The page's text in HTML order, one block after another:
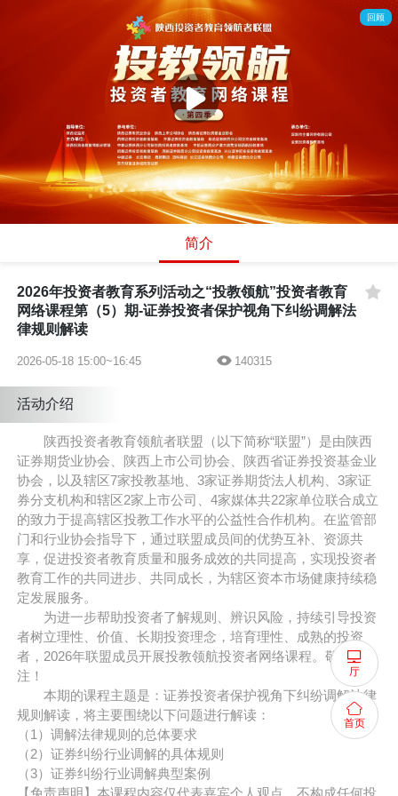
00:00 /
回顾
简介
2026年投资者教育系列活动之“投教领航”投资者教育
网络课程第（5）期-证券投资者保护视角下纠纷调解法
律规则解读
2026-05-18 15:00~16:45 140315
活动介绍
陕西投资者教育领航者联盟（以下简称“联盟”）是由陕西
证券期货业协会、陕西上市公司协会、陕西省证券投资基金业
协会，以及辖区7家投教基地、3家证券期货法人机构、3家证
券分支机构和辖区2家上市公司、4家媒体共22家单位联合成立
的致力于提高辖区投教工作水平的公益性合作机构。在监管部
门和行业协会指导下，通过联盟成员间的优势互补、资源共
享，促进投资者教育质量和服务成效的共同提高，实现投资者
教育工作的共同进步、共同成长，为辖区资本市场健康持续稳
定发展服务。
为进一步帮助投资者了解规则、辨识风险，持续引导投资
者树立理性、价值、长期投资理念，培育理性、成熟的投资
者，2026年联盟成员开展投教领航投资者网络课程。敬请关
注！
本期的课程主题是：证券投资者保护视角下纠纷调解法律
规则解读，将主要围绕以下问题进行解读：
（1）调解法律规则的总体要求
（2）证券纠纷行业调解的具体规则
（3）证券纠纷行业调解典型案例
厅
首页